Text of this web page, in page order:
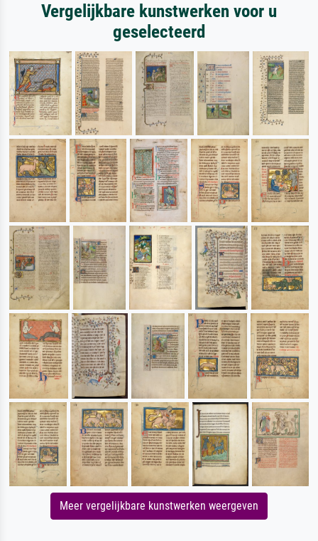
Vergelijkbare kunstwerken voor u
geselecteerd
Meer vergelijkbare kunstwerken weergeven